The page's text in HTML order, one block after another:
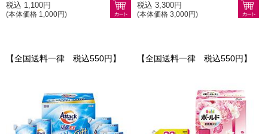
税込 1,100円
(本体価格 1,000円)
税込 3,300円
(本体価格 3,000円)
【全国送料一律 税込550円】 【全国送料一律 税込550円】